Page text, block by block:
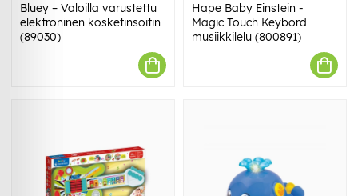
Bluey – Valoilla varustettu
elektroninen kosketinsoitin
(89030)
Hape Baby Einstein -
Magic Touch Keybord
musiikkilelu (800891)